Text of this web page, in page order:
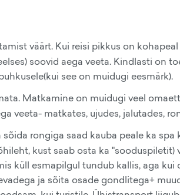
väärt. Kui reisi pikkus on
soovid aega veeta. Kindlasti on
see on muidugi eesmärk).
Matkamine on muidugi veel
veeta- matkates, ujudes, jalutades,
rongiga saad kauba peale ka
kust saab osta ka "sooduspiletit)
küll esmapilgul tundub kallis, aga
ja sõita osade gondlitega+